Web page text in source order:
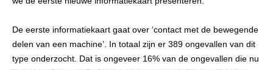
De eerste informatiekaart gaat over ‘contact met de bewegende
delen van een machine’. In totaal zijn er 389 ongevallen van dit
type onderzocht. Dat is ongeveer 16% van de ongevallen die nu